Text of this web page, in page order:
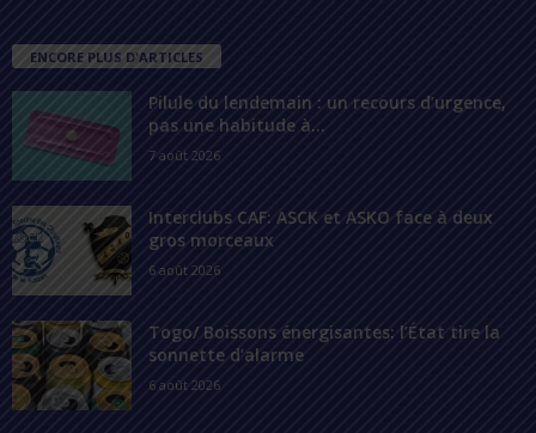
ENCORE PLUS D'ARTICLES
Pilule du lendemain : un recours d’urgence,
pas une habitude à...
7 août 2026
Interclubs CAF: ASCK et ASKO face à deux
gros morceaux
6 août 2026
Togo/ Boissons énergisantes: l’État tire la
sonnette d’alarme
6 août 2026